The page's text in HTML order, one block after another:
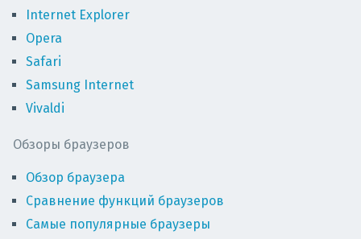
Internet Explorer
Opera
Safari
Samsung Internet
Vivaldi
Обзоры браузеров
Обзор браузера
Сравнение функций браузеров
Самые популярные браузеры